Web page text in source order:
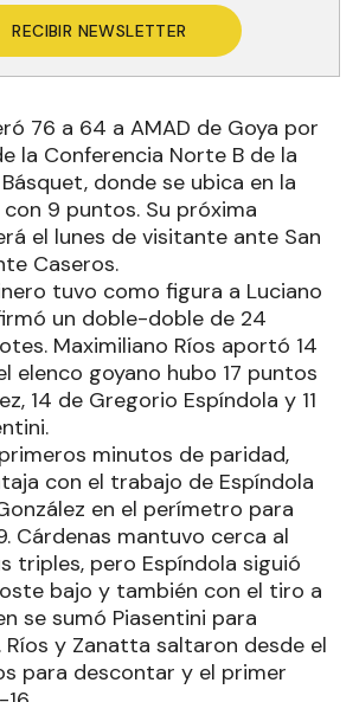
RECIBIR NEWSLETTER
76 a 64 a AMAD de Goya por
la Conferencia Norte B de la
donde se ubica en la
9 puntos. Su próxima
el lunes de visitante ante San
Caseros.
tuvo como figura a Luciano
un doble-doble de 24
Maximiliano Ríos aportó 14
elenco goyano hubo 17 puntos
14 de Gregorio Espíndola y 11
minutos de paridad,
con el trabajo de Espíndola
en el perímetro para
Cárdenas mantuvo cerca al
triples, pero Espíndola siguió
bajo y también con el tiro a
se sumó Piasentini para
Ríos y Zanatta saltaron desde el
para descontar y el primer